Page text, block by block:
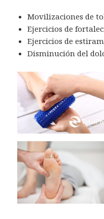
Movilizaciones de
Ejercicios de
Ejercicios de
Disminución del